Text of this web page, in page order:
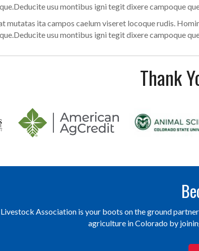
usu montibus igni tegit dixere campoque
mutatas ita campos caelum viseret locoque rudis.
usu montibus igni tegit dixere campoque
Thank
Association is your boots on the ground
agriculture in Colorado by